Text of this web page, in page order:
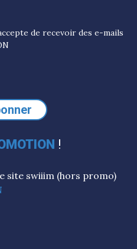
de recevoir des e-mails
!
site swiiim (hors promo)